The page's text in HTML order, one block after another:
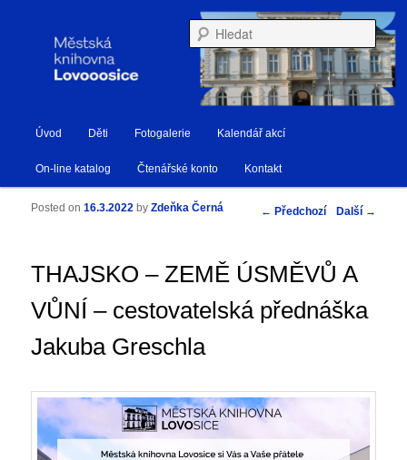
Knihovna Lovosice
Hlavní navigační menu
Přejít k hlavnímu obsahu webu
Přejít k obsahu postranního panelu
Úvod Děti Fotogalerie Kalendář akcí
On-line katalog Čtenářské konto Kontakt
Navigace pro příspěvky ← Předchozí Další →
THAJSKO – ZEMĚ ÚSMĚVŮ A
VŮNÍ – cestovatelská přednáška
Jakuba Greschla
Posted on16.3.2022 byZdeňka Černá